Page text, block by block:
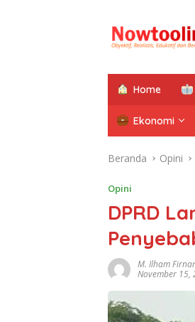
Home
Ekonomi
Beranda Opini
Opini
DPRD
M. Ilham
November 15,